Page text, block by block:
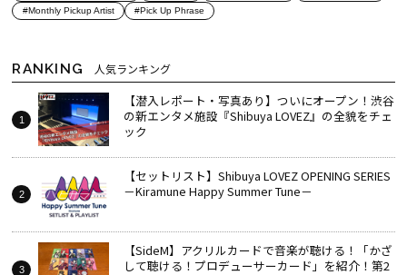
#Monthly Pickup Artist
#Pick Up Phrase
RANKING 人気ランキング
【潜入レポート・写真あり】ついにオープン！渋谷
の新エンタメ施設『Shibuya LOVEZ』の全貌をチェ
ック
【セットリスト】Shibuya LOVEZ OPENING SERIES
－Kiramune Happy Summer Tune－
【SideM】アクリルカードで音楽が聴ける！「かざ
して聴ける！プロデューサーカード」を紹介！第2